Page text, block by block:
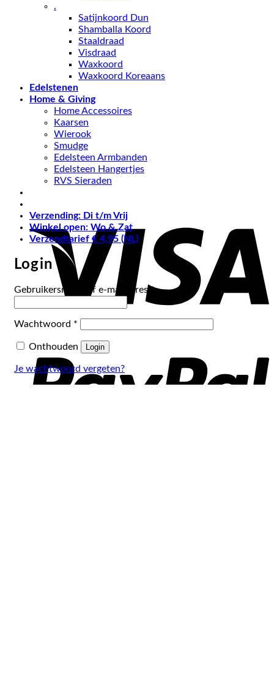
.
Satijnkoord Dun
Shamballa Koord
Staaldraad
Visdraad
Waxkoord
Waxkoord Koreaans
Edelstenen
Home & Giving
Home Accessoires
Kaarsen
Wierook
Smudge
Edelsteen Armbanden
Edelsteen Hangertjes
RVS Sieraden
Verzending: Di t/m Vrij
Winkel open: Wo & Zat
Verzendtarief € 4,95 (NL)
Login
Gebruikersnaam of e-mailadres *Vereist
Wachtwoord *
Onthouden Login
Je wachtwoord vergeten?